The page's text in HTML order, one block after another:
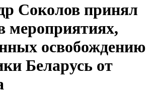
Соколов принял
мероприятиях,
освобождению
Беларусь от